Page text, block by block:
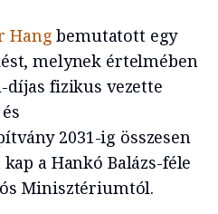
Hang bemutatott egy
melynek értelmében
díjas fizikus vezette
2031-ig összesen
a Hankó Balázs-féle
Minisztériumtól.